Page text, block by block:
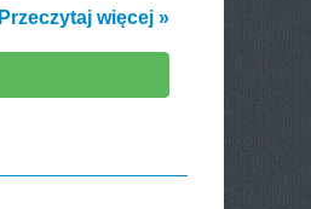
Przeczytaj więcej »